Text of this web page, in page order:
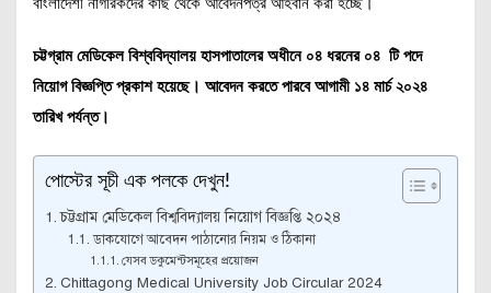
বাংলাদেশী নাগরিকদের কাছ থেকে আবেদনপত্র আহবান করা হচ্ছে।
চট্টগ্রাম মেডিকেল বিশ্ববিদ্যালয় হাসপাতালের অধীনে ০৪ ধরনের ০৪ টি পদে
নিয়োগ বিজ্ঞপ্তি প্রকাশ হয়েছে। আবেদন করতে পারবে আগামী ১৪ মার্চ ২০২৪
তারিখ পর্যন্ত।
পোস্টের সূচী এক পলকে দেখুন!
চট্টগ্রাম মেডিকেল বিশ্ববিদ্যালয় নিয়োগ বিজ্ঞপ্তি ২০২৪
ডাকযোগে আবেদন পাঠানোর নিয়ম ও ঠিকানা
যেসব ডকুমেন্টসমূহের প্রয়োজন
Chittagong Medical University Job Circular 2024